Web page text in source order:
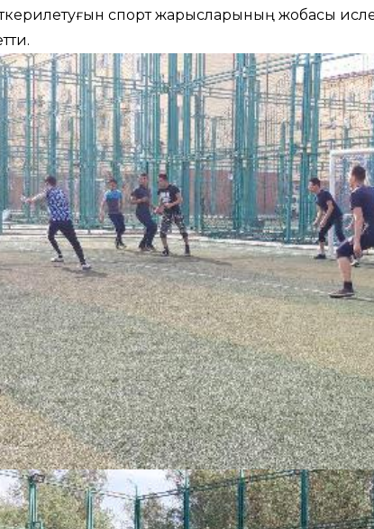
спорт жарысларының жобасы